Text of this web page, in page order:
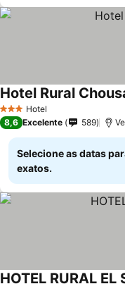
3 EstrelasHotel
Hotel Rural
8,6 Excelente 589
Selecione as datas
exatos.
HOTEL RURAL EL